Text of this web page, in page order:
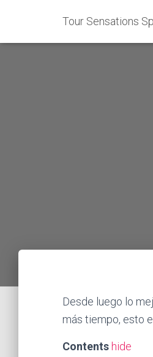
Tour Sensations
Desde luego lo
más tiempo, esto
Contents hide